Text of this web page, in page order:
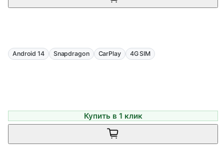
Android 14 Snapdragon CarPlay 4G SIM
Купить в 1 клик